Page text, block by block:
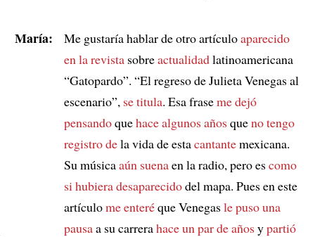
María: Me gustaría hablar de otro artículoaparecido
en la revistasobreactualidadlatinoamericana
“Gatopardo”. “El regreso de Julieta Venegas al
escenario”, se titula. Esa fraseme dejó
pensandoquehace algunos añosqueno tengo
registro dela vida de estacantantemexicana.
Su músicaaún suenaen la radio, pero escomo
si hubiera desaparecidodel mapa. Pues en este
artículome enteréque Venegasle puso una
pausaa su carrerahace un par de añosypartió